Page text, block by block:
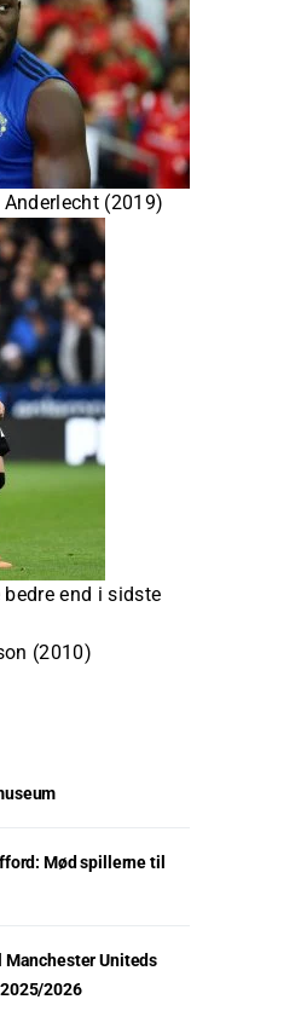
(2019)
end i sidste
(2010)
Mød spillerne til
Uniteds
2026